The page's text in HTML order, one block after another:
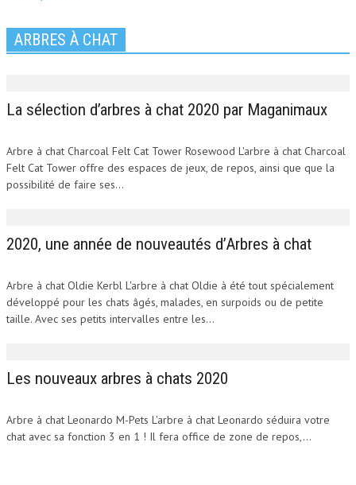
ARBRES À CHAT
La sélection d’arbres à chat 2020 par Maganimaux
Arbre à chat Charcoal Felt Cat Tower Rosewood L'arbre à chat Charcoal
Felt Cat Tower offre des espaces de jeux, de repos, ainsi que que la
possibilité de faire ses...
2020, une année de nouveautés d’Arbres à chat
Arbre à chat Oldie Kerbl L'arbre à chat Oldie à été tout spécialement
développé pour les chats âgés, malades, en surpoids ou de petite
taille. Avec ses petits intervalles entre les...
Les nouveaux arbres à chats 2020
Arbre à chat Leonardo M-Pets L'arbre à chat Leonardo séduira votre
chat avec sa fonction 3 en 1 ! Il fera office de zone de repos,...